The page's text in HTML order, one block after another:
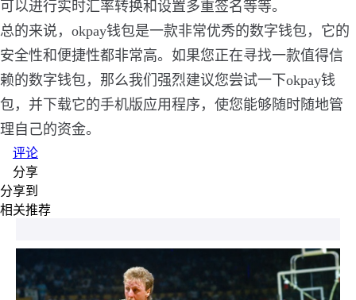
可以进行实时汇率转换和设置多重签名等等。
总的来说，okpay钱包是一款非常优秀的数字钱包，它的
安全性和便捷性都非常高。如果您正在寻找一款值得信
赖的数字钱包，那么我们强烈建议您尝试一下okpay钱
包，并下载它的手机版应用程序，使您能够随时随地管
理自己的资金。
评论
分享
分享到
相关推荐